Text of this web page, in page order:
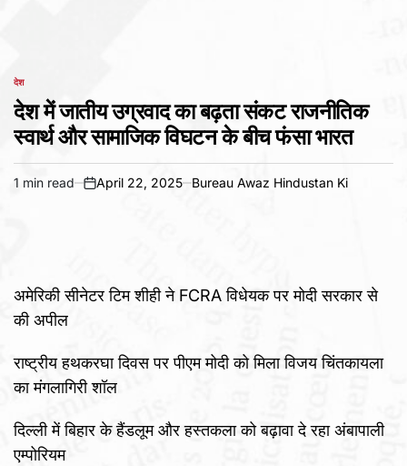
POSTED
IN
देश
देश में जातीय उग्रवाद का बढ़ता संकट राजनीतिक
स्वार्थ और सामाजिक विघटन के बीच फंसा भारत
Estimated
1 min read
on
April 22, 2025 Bureau Awaz Hindustan Ki
अमेरिकी सीनेटर टिम शीही ने FCRA विधेयक पर मोदी सरकार से
की अपील
राष्ट्रीय हथकरघा दिवस पर पीएम मोदी को मिला विजय चिंतकायला
का मंगलागिरी शॉल
दिल्ली में बिहार के हैंडलूम और हस्तकला को बढ़ावा दे रहा अंबापाली
एम्पोरियम